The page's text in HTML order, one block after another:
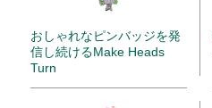
おしゃれなピンバッジを発
信し続けるMake Heads
Turn